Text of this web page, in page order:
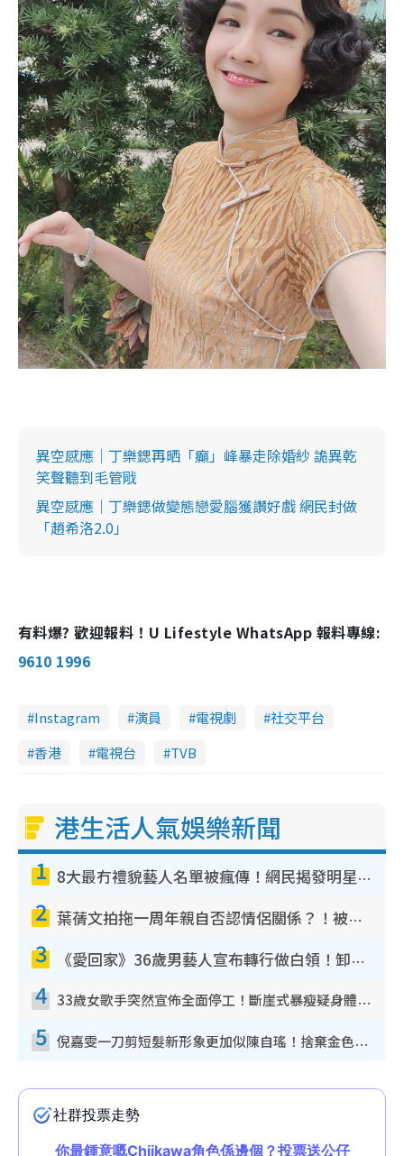
異空感應｜丁樂鍶再晒「癲」峰暴走除婚紗 詭異乾
笑聲聽到毛管戙
異空感應｜丁樂鍶做變態戀愛腦獲讚好戲 網民封做
「趙希洛2.0」
有料爆? 歡迎報料！U Lifestyle WhatsApp 報料專線:
9610 1996
Instagram 演員 電視劇
社交平台
香港
電視台 TVB
港生活人氣娛樂新聞
1 8大最冇禮貌藝人名單被瘋傳！網民揭發明星真面目 一致數臭呢位係無品天花板？
2 葉蒨文拍拖一周年親自否認情侶關係？！被質疑感情造假竟稱GM「普通同事」
3 《愛回家》36歲男藝人宣布轉行做白領！卸下藝人身份回歸素人平淡生活
4 33歲女歌手突然宣佈全面停工！斷崖式暴瘦疑身體亮紅燈！聲明曝︰將暫時淡出
5 倪嘉雯一刀剪短髮新形象更加似陳自瑤！捨棄金色長髮造型氣質大變超驚喜